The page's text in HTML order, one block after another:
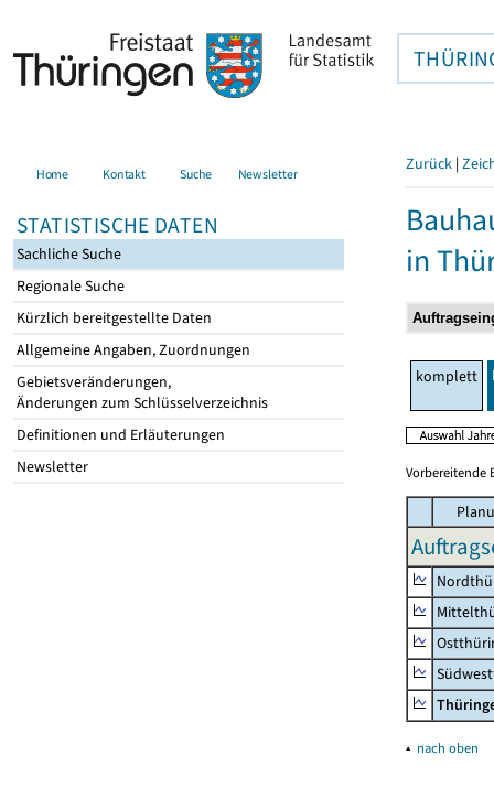
Home Kontakt Suche Newsletter
STATISTISCHE DATEN
Sachliche Suche
Regionale Suche
Kürzlich bereitgestellte Daten
Allgemeine Angaben, Zuordnungen
Gebietsveränderungen,
Änderungen zum Schlüsselverzeichnis
Definitionen und Erläuterungen
Newsletter
Zurück |
in
komplett
Vorbereitende
▴ nach oben